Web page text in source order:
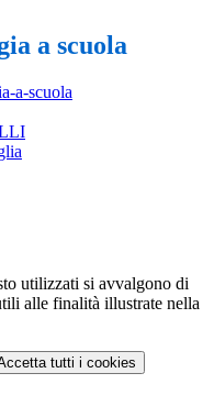
a scuola
a-scuola
utilizzati si avvalgono di
alle finalità illustrate nella
tutti i cookies